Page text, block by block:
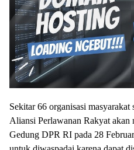
Sekitar 66 organisasi
Aliansi Perlawanan Rakyat akan
Gedung DPR RI pada 28